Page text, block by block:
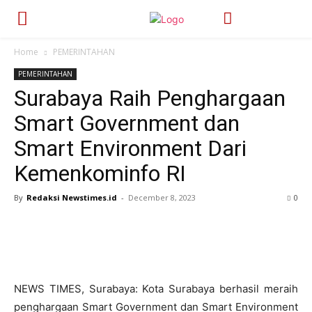
Home PEMERINTAHAN
PEMERINTAHAN
Surabaya Raih Penghargaan
Smart Government dan
Smart Environment Dari
Kemenkominfo RI
By Redaksi Newstimes.id - December 8, 2023 0
NEWS TIMES, Surabaya: Kota Surabaya berhasil meraih
penghargaan Smart Government dan Smart Environment